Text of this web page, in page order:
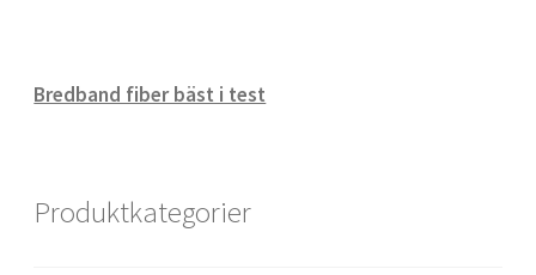
Bredband fiber bäst i test
Produktkategorier